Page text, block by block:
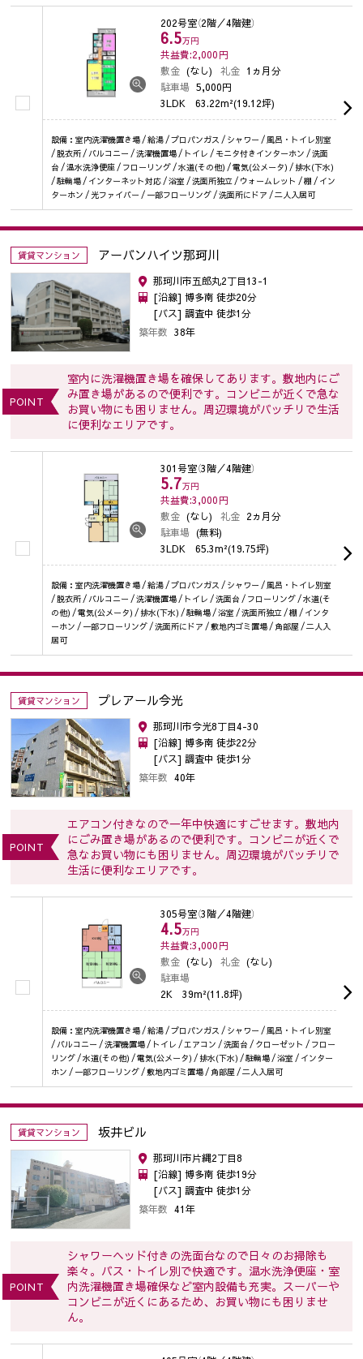
202号室（2階／4階建）
6.5万円
共益費:2,000円
敷金 (なし) 礼金 1ヵ月分
駐車場 5,000円
3LDK 63.22m²(19.12坪)
設備：室内洗濯機置き場 / 給湯 / プロパンガス / シャワー / 風呂・トイレ別室
/ 脱衣所 / バルコニー / 洗濯機置場 / トイレ / モニタ付きインターホン / 洗面
台 / 温水洗浄便座 / フローリング / 水道(その他) / 電気(公メータ) / 排水(下水)
/ 駐輪場 / インターネット対応 / 浴室 / 洗面所独立 / ウォームレット / 棚 / イン
ターホン / 光ファイバー / 一部フローリング / 洗面所にドア / 二人入居可
賃貸マンション アーバンハイツ那珂川
那珂川市五郎丸2丁目13-1
[沿線] 博多南 徒歩20分
[バス] 調査中 徒歩1分
築年数 38年
POINT
室内に洗濯機置き場を確保してあります。敷地内にご
み置き場があるので便利です。コンビニが近くで急な
お買い物にも困りません。周辺環境がバッチリで生活
に便利なエリアです。
301号室（3階／4階建）
5.7万円
共益費:3,000円
敷金 (なし) 礼金 2ヵ月分
駐車場 (無料)
3LDK 65.3m²(19.75坪)
設備：室内洗濯機置き場 / 給湯 / プロパンガス / シャワー / 風呂・トイレ別室
/ 脱衣所 / バルコニー / 洗濯機置場 / トイレ / 洗面台 / フローリング / 水道(そ
の他) / 電気(公メータ) / 排水(下水) / 駐輪場 / 浴室 / 洗面所独立 / 棚 / インタ
ーホン / 一部フローリング / 洗面所にドア / 敷地内ゴミ置場 / 角部屋 / 二人入
居可
賃貸マンション プレアール今光
那珂川市今光8丁目4-30
[沿線] 博多南 徒歩22分
[バス] 調査中 徒歩1分
築年数 40年
POINT
エアコン付きなので一年中快適にすごせます。敷地内
にごみ置き場があるので便利です。コンビニが近くで
急なお買い物にも困りません。周辺環境がバッチリで
生活に便利なエリアです。
305号室（3階／4階建）
4.5万円
共益費:3,000円
敷金 (なし) 礼金 (なし)
駐車場
2K 39m²(11.8坪)
設備：室内洗濯機置き場 / 給湯 / プロパンガス / シャワー / 風呂・トイレ別室
/ バルコニー / 洗濯機置場 / トイレ / エアコン / 洗面台 / クローゼット / フロー
リング / 水道(その他) / 電気(公メータ) / 排水(下水) / 駐輪場 / 浴室 / インター
ホン / 一部フローリング / 敷地内ゴミ置場 / 角部屋 / 二人入居可
賃貸マンション 坂井ビル
那珂川市片縄2丁目8
[沿線] 博多南 徒歩19分
[バス] 調査中 徒歩1分
築年数 41年
POINT
シャワーヘッド付きの洗面台なので日々のお掃除も
楽々。バス・トイレ別で快適です。温水洗浄便座・室
内洗濯機置き場確保など室内設備も充実。スーパーや
コンビニが近くにあるため、お買い物にも困りませ
ん。